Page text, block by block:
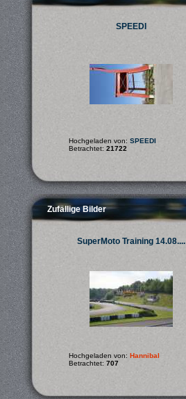
SPEEDI
Hochgeladen von: SPEEDI
Betrachtet: 21722
Zufällige Bilder
SuperMoto Training 14.08....
Hochgeladen von: Hannibal
Betrachtet: 707